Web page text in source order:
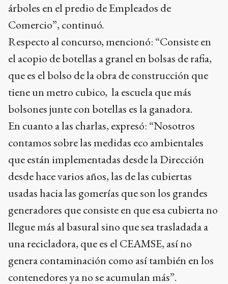
árboles en el predio de Empleados de
Comercio”, continuó.
Respecto al concurso, mencionó: “Consiste en
el acopio de botellas a granel en bolsas de rafia,
que es el bolso de la obra de construcción que
tiene un metro cubico, la escuela que más
bolsones junte con botellas es la ganadora.
En cuanto a las charlas, expresó: “Nosotros
contamos sobre las medidas eco ambientales
que están implementadas desde la Dirección
desde hace varios años, las de las cubiertas
usadas hacia las gomerías que son los grandes
generadores que consiste en que esa cubierta no
llegue más al basural sino que sea trasladada a
una recicladora, que es el CEAMSE, así no
genera contaminación como así también en los
contenedores ya no se acumulan más”.